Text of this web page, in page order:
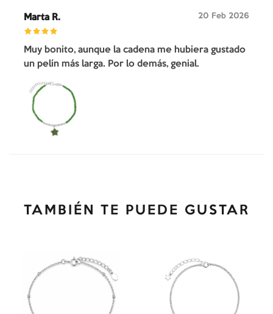
Marta R. 20 Feb 2026
Muy bonito, aunque la cadena me hubiera gustado
un pelín más larga. Por lo demás, genial.
TAMBIÉN TE PUEDE GUSTAR